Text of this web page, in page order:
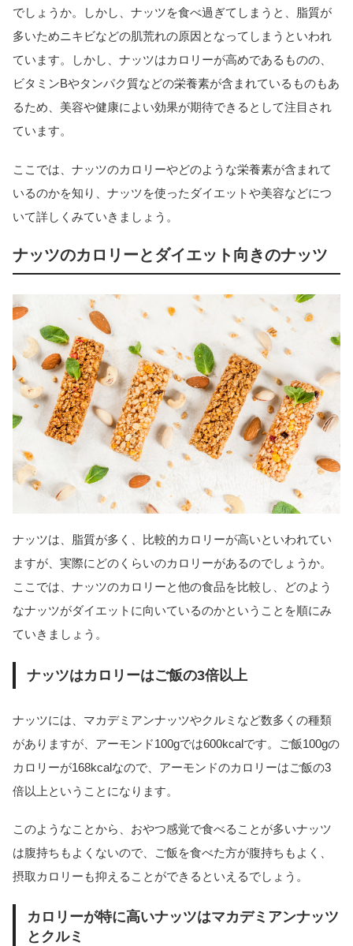
でしょうか。しかし、ナッツを食べ過ぎてしまうと、脂質が
多いためニキビなどの肌荒れの原因となってしまうといわれ
ています。しかし、ナッツはカロリーが高めであるものの、
ビタミンBやタンパク質などの栄養素が含まれているものもあ
るため、美容や健康によい効果が期待できるとして注目され
ています。
ここでは、ナッツのカロリーやどのような栄養素が含まれて
いるのかを知り、ナッツを使ったダイエットや美容などにつ
いて詳しくみていきましょう。
ナッツのカロリーとダイエット向きのナッツ
ナッツは、脂質が多く、比較的カロリーが高いといわれてい
ますが、実際にどのくらいのカロリーがあるのでしょうか。
ここでは、ナッツのカロリーと他の食品を比較し、どのよう
なナッツがダイエットに向いているのかということを順にみ
ていきましょう。
ナッツはカロリーはご飯の3倍以上
ナッツには、マカデミアンナッツやクルミなど数多くの種類
がありますが、アーモンド100gでは600kcalです。ご飯100gの
カロリーが168kcalなので、アーモンドのカロリーはご飯の3
倍以上ということになります。
このようなことから、おやつ感覚で食べることが多いナッツ
は腹持ちもよくないので、ご飯を食べた方が腹持ちもよく、
摂取カロリーも抑えることができるといえるでしょう。
カロリーが特に高いナッツはマカデミアンナッツ
とクルミ